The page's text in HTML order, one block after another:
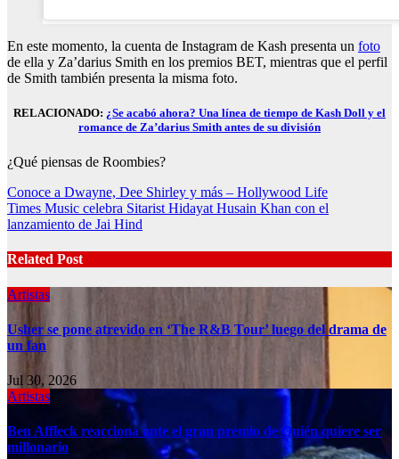
En este momento, la cuenta de Instagram de Kash presenta un foto
de ella y Za’darius Smith en los premios BET, mientras que el perfil
de Smith también presenta la misma foto.
RELACIONADO: ¿Se acabó ahora? Una línea de tiempo de Kash Doll y el
romance de Za’darius Smith antes de su división
¿Qué piensas de Roombies?
Post
navigation
Conoce a Dwayne, Dee Shirley y más – Hollywood Life
Times Music celebra Sitarist Hidayat Husain Khan con el
lanzamiento de Jai Hind
Related Post
Artistas
Usher se pone atrevido en ‘The R&B Tour’ luego del drama de
un fan
Jul 30, 2026
Artistas
Ben Affleck reacciona ante el gran premio de Quién quiere ser
millonario